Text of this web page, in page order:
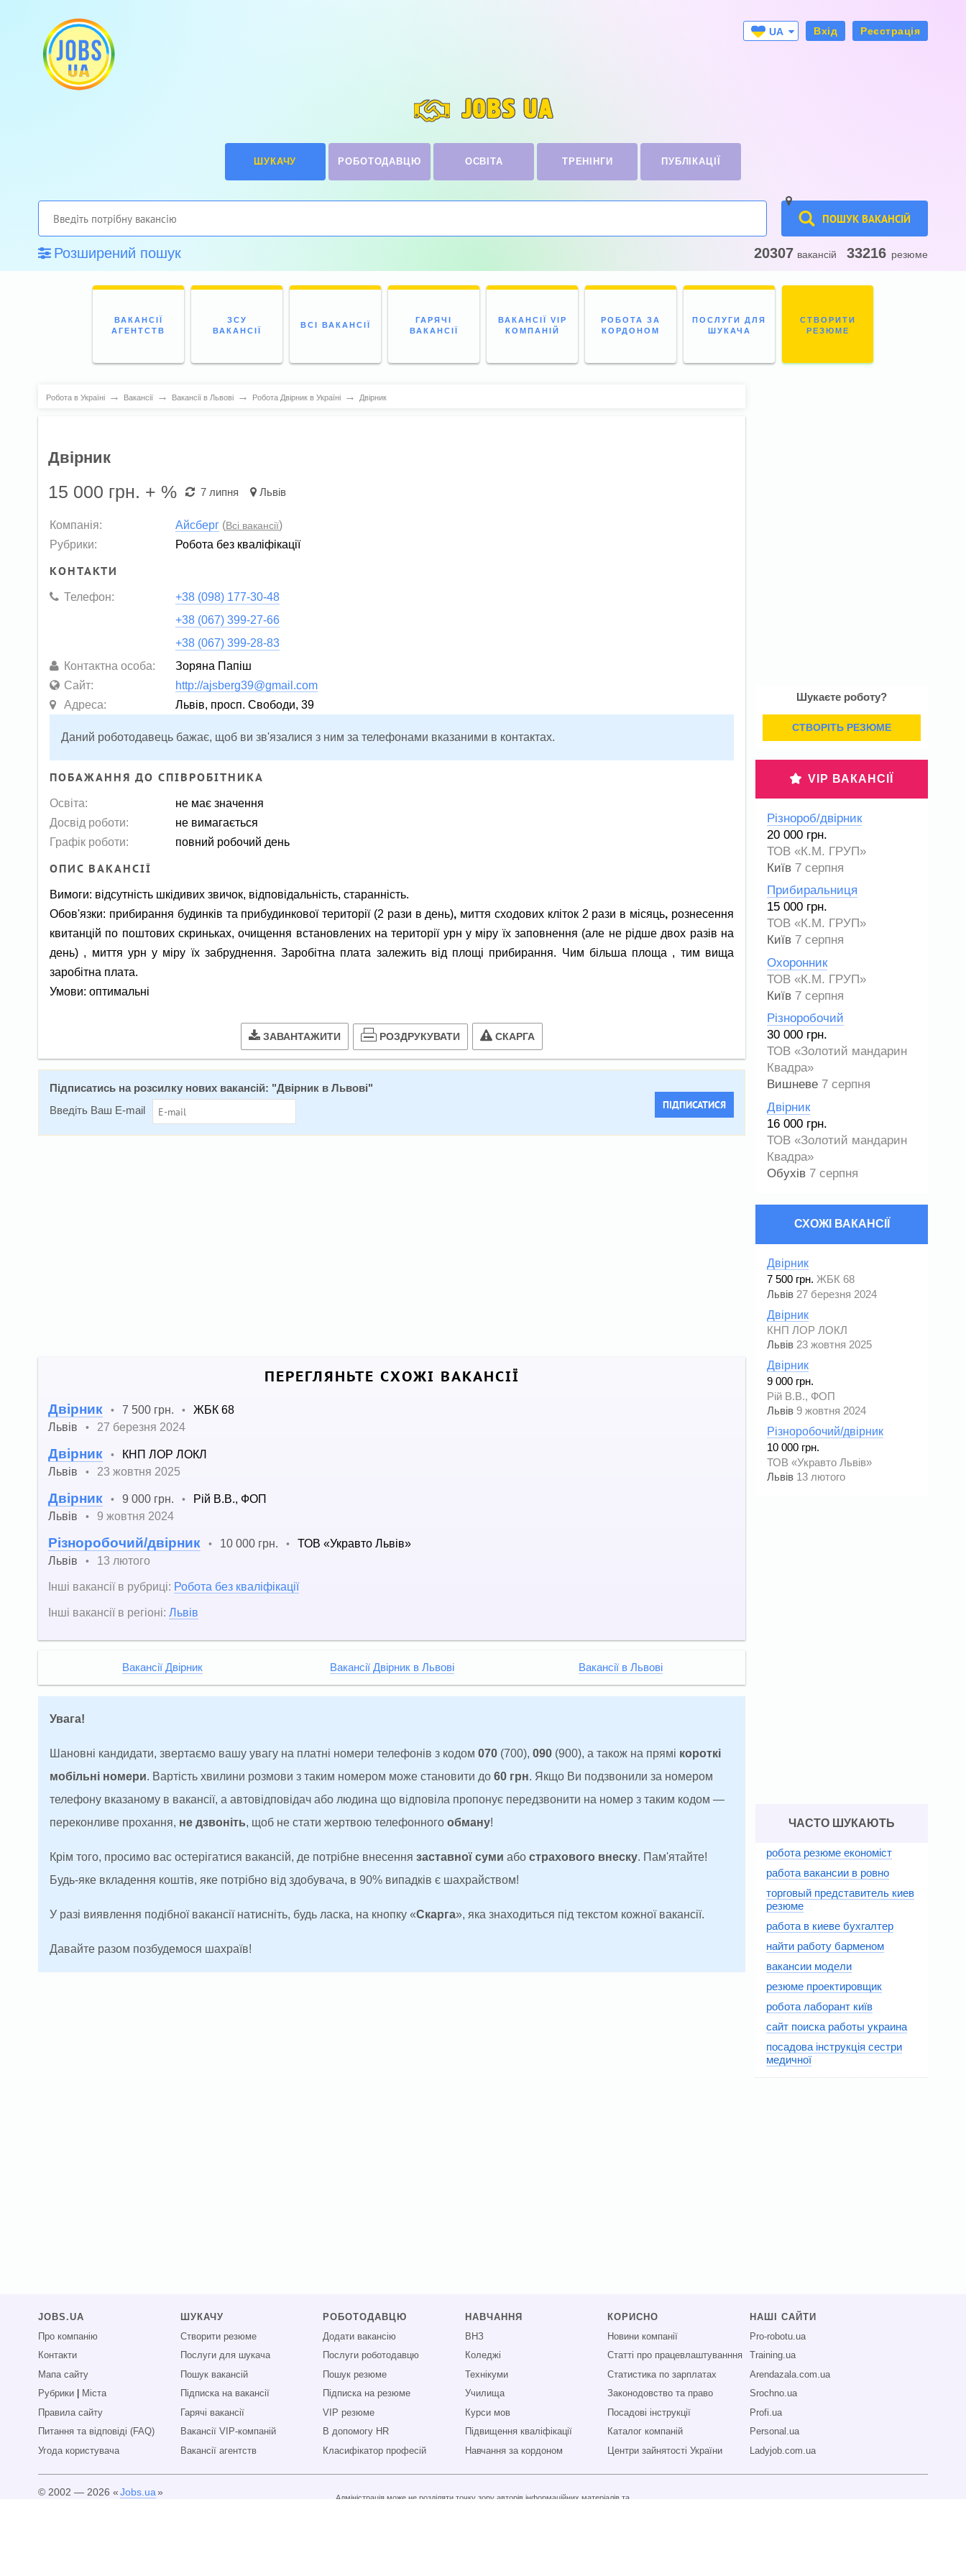
UA
Вхід Реєстрація
JOBS UA
ШУКАЧУ РОБОТОДАВЦЮ ОСВІТА ТРЕНІНГИ ПУБЛІКАЦІЇ
ПОШУК ВАКАНСІЙ
Розширений пошук 20307 вакансій 33216 резюме
ВАКАНСІЇ
АГЕНТСТВ
ЗСУ
ВАКАНСІЇ
ВСІ ВАКАНСІЇ
ГАРЯЧІ
ВАКАНСІЇ
ВАКАНСІЇ VIP
КОМПАНІЙ
РОБОТА ЗА
КОРДОНОМ
ПОСЛУГИ ДЛЯ
ШУКАЧА
СТВОРИТИ
РЕЗЮМЕ
Робота в Україні → Вакансії → Вакансії в Львові → Робота Двірник в Україні → Двірник
Двірник
15 000 грн. + % 7 липня Львів
Компанія: Айсберг (Всі вакансії)
Рубрики:
Робота без кваліфікації
КОНТАКТИ
Телефон:
+38 (098) 177-30-48
+38 (067) 399-27-66
+38 (067) 399-28-83
Контактна особа:
Зоряна Папіш
Сайт:
http://ajsberg39@gmail.com
Адреса:
Львів, просп. Свободи, 39
Даний роботодавець бажає, щоб ви зв'язалися з ним за телефонами вказаними в контактах.
ПОБАЖАННЯ ДО СПІВРОБІТНИКА
Освіта:
не має значення
Досвід роботи:
не вимагається
Графік роботи:
повний робочий день
ОПИС ВАКАНСІЇ
Вимоги: відсутність шкідивих звичок, відповідальність, старанність.
Обов'язки: прибирання будинків та прибудинкової території (2 рази в день), миття сходових кліток 2 рази в місяць, рознесення
квитанцій по поштових скриньках, очищення встановлених на території урн у міру їх заповнення (але не рідше двох разів на
день) , миття урн у міру їх забруднення. Заробітна плата залежить від площі прибирання. Чим більша площа , тим вища
заробітна плата.
Умови: оптимальні
ЗАВАНТАЖИТИ РОЗДРУКУВАТИ СКАРГА
Підписатись на розсилку нових вакансій: "Двірник в Львові"
Введіть Ваш E-mail
ПІДПИСАТИСЯ
ПЕРЕГЛЯНЬТЕ СХОЖІ ВАКАНСІЇ
Двірник • 7 500 грн. •
ЖБК 68
Львів
• 27 березня 2024
Двірник •
КНП ЛОР ЛОКЛ
Львів
• 23 жовтня 2025
Двірник • 9 000 грн. •
Рій В.В., ФОП
Львів
• 9 жовтня 2024
Різноробочий/двірник • 10 000 грн. •
ТОВ «Укравто Львів»
Львів
•
13 лютого
Інші вакансії в рубриці: Робота без кваліфікації
Інші вакансії в регіоні: Львів
Вакансії Двірник Вакансії Двірник в Львові Вакансії в Львові
Увага!
Шановні кандидати, звертаємо вашу увагу на платні номери телефонів з кодом 070 (700), 090 (900), а також на прямі короткі
мобільні номери. Вартість хвилини розмови з таким номером може становити до 60 грн. Якщо Ви подзвонили за номером
телефону вказаному в вакансії, а автовідповідач або людина що відповіла пропонує передзвонити на номер з таким кодом —
переконливе прохання, не дзвоніть, щоб не стати жертвою телефонного обману!
Крім того, просимо вас остерігатися вакансій, де потрібне внесення заставної суми або страхового внеску. Пам'ятайте!
Будь-яке вкладення коштів, яке потрібно від здобувача, в 90% випадків є шахрайством!
У разі виявлення подібної вакансії натисніть, будь ласка, на кнопку «Скарга», яка знаходиться під текстом кожної вакансії.
Давайте разом позбудемося шахраїв!
Шукаєте роботу?
СТВОРІТЬ РЕЗЮМЕ
VIP ВАКАНСІЇ
Різнороб/двірник
20 000 грн.
ТОВ «К.М. ГРУП»
Київ 7 серпня
Прибиральниця
15 000 грн.
ТОВ «К.М. ГРУП»
Київ 7 серпня
Охоронник
ТОВ «К.М. ГРУП»
Київ 7 серпня
Різноробочий
30 000 грн.
ТОВ «Золотий мандарин
Квадра»
Вишневе 7 серпня
Двірник
16 000 грн.
ТОВ «Золотий мандарин
Квадра»
Обухів 7 серпня
СХОЖІ ВАКАНСІЇ
Двірник
7 500 грн. ЖБК 68
Львів 27 березня 2024
Двірник
КНП ЛОР ЛОКЛ
Львів 23 жовтня 2025
Двірник
9 000 грн.
Рій В.В., ФОП
Львів 9 жовтня 2024
Різноробочий/двірник
10 000 грн.
ТОВ «Укравто Львів»
Львів 13 лютого
ЧАСТО ШУКАЮТЬ
робота резюме економіст
работа вакансии в ровно
торговый представитель киев
резюме
работа в киеве бухгалтер
найти работу барменом
вакансии модели
резюме проектировщик
робота лаборант київ
сайт поиска работы украина
посадова інструкція сестри
медичної
JOBS.UA
Про компанію
Контакти
Мапа сайту
Рубрики
Міста
Правила сайту
Питання та відповіді (FAQ)
Угода користувача
ШУКАЧУ
Створити резюме
Послуги для шукача
Пошук вакансій
Підписка на вакансії
Гарячі вакансії
Вакансії VIP-компаній
Вакансії агентств
РОБОТОДАВЦЮ
Додати вакансію
Послуги роботодавцю
Пошук резюме
Підписка на резюме
VIP резюме
В допомогу HR
Класифікатор професій
НАВЧАННЯ
ВНЗ
Коледжі
Технікуми
Училища
Курси мов
Підвищення кваліфікації
Навчання за кордоном
КОРИСНО
Новини компанії
Статті про працевлаштуванння
Статистика по зарплатах
Законодовство та право
Посадові інструкції
Каталог компаній
Центри зайнятості України
НАШІ САЙТИ
Pro-robotu.ua
Training.ua
Arendazala.com.ua
Srochno.ua
Profi.ua
Personal.ua
Ladyjob.com.ua
© 2002 — 2026 «Jobs.ua»
Адміністрація може не розділяти точку зору авторів інформаційних матеріалів та